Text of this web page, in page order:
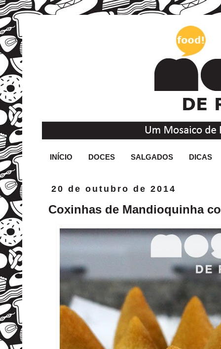
INÍCIO DOCES SALGADOS DICAS
20 de outubro de 2014
Coxinhas de Mandioquinha